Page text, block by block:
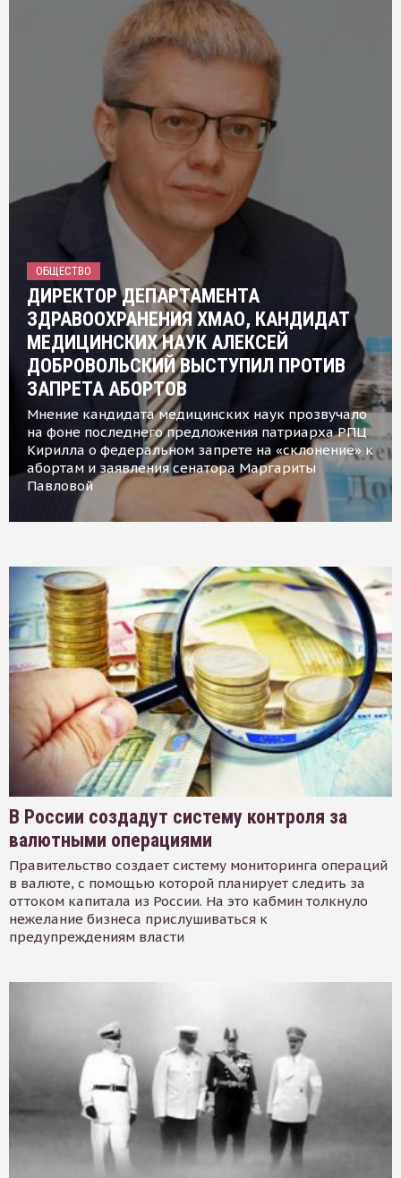
ОБЩЕСТВО
ДИРЕКТОР ДЕПАРТАМЕНТА
ЗДРАВООХРАНЕНИЯ ХМАО, КАНДИДАТ
МЕДИЦИНСКИХ НАУК АЛЕКСЕЙ
ДОБРОВОЛЬСКИЙ ВЫСТУПИЛ ПРОТИВ
ЗАПРЕТА АБОРТОВ
Мнение кандидата медицинских наук прозвучало
на фоне последнего предложения патриарха РПЦ
Кирилла о федеральном запрете на «склонение» к
абортам и заявления сенатора Маргариты
Павловой
В России создадут систему контроля за
валютными операциями
Правительство создает систему мониторинга операций
в валюте, с помощью которой планирует следить за
оттоком капитала из России. На это кабмин толкнуло
нежелание бизнеса прислушиваться к
предупреждениям власти